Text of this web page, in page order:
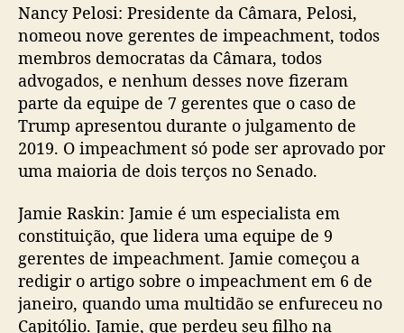
Nancy Pelosi: Presidente da Câmara, Pelosi,
nomeou nove gerentes de impeachment, todos
membros democratas da Câmara, todos
advogados, e nenhum desses nove fizeram
parte da equipe de 7 gerentes que o caso de
Trump apresentou durante o julgamento de
2019. O impeachment só pode ser aprovado por
uma maioria de dois terços no Senado.
Jamie Raskin: Jamie é um especialista em
constituição, que lidera uma equipe de 9
gerentes de impeachment. Jamie começou a
redigir o artigo sobre o impeachment em 6 de
janeiro, quando uma multidão se enfureceu no
Capitólio. Jamie, que perdeu seu filho na